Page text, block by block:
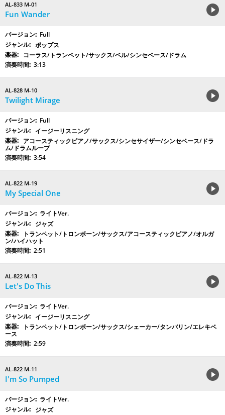
AL-833 M-01
Fun Wander
Full
ポップス
コーラス/トランペット/サックス/ベル/シンセベース/ドラム
3:13
AL-828 M-10
Twilight Mirage
Full
イージーリスニング
アコースティックピアノ/サックス/シンセサイザー/シンセベース/ドラ
ム/ドラムループ
3:54
AL-822 M-19
My Special One
ライトVer.
ジャズ
トランペット/トロンボーン/サックス/アコースティックピアノ/オルガ
ン/ハイハット
2:51
AL-822 M-13
Let's Do This
ライトVer.
イージーリスニング
トランペット/トロンボーン/サックス/シェーカー/タンバリン/エレキベ
ース
2:59
AL-822 M-11
I'm So Pumped
ライトVer.
ジャズ